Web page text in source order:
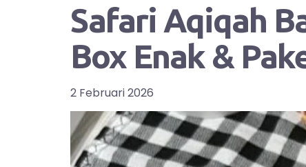
Safari Aqiqah
Box Enak &
2 Februari 2026